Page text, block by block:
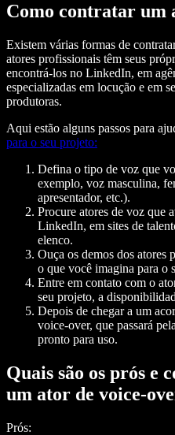
Como contratar um
Existem várias formas de
atores profissionais têm seus
encontrá-los no LinkedIn, em
especializadas em locução e em
produtoras.
Aqui estão alguns passos para
para o seu projeto:
Defina o tipo de voz que
exemplo, voz masculina,
apresentador, etc.).
Procure atores de voz que
LinkedIn, em sites de
elenco.
Ouça os demos dos atores
o que você imagina para o
Entre em contato com o
seu projeto, a
Depois de chegar a um
voice-over, que passará
pronto para uso.
Quais são os prós e
um ator de voice-
Prós: